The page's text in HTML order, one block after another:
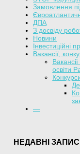
Замовлення
ДПА
З досвіду
Новини
Інвестиційні
Вакансії,
освіти
—
НЕДАВНІ